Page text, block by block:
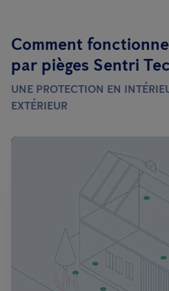
Comment
par pièges Sentri
UNE PROTECTION EN
EXTÉRIEUR